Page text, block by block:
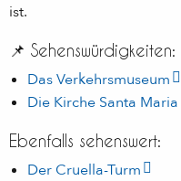
ist.
📌 Sehenswürdigkeiten:
Das Verkehrsmuseum
Die Kirche Santa
Ebenfalls sehenswert:
Der Cruella-Turm